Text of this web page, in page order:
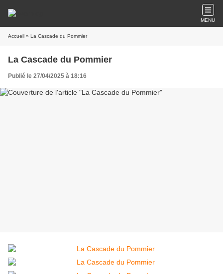
MENU
Accueil » La Cascade du Pommier
La Cascade du Pommier
Publié le 27/04/2025 à 18:16